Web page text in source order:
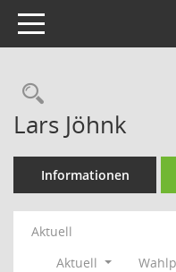
Toggle navigation
Lars Jöhnk
Informationen
Aktuell
Aktuell